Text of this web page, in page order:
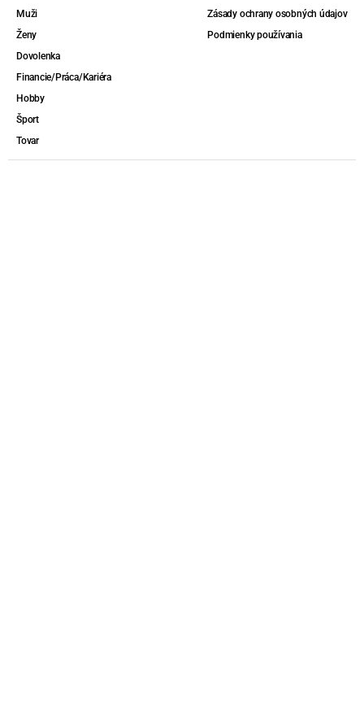
Muži
Ženy
Dovolenka
Financie/Práca/Kariéra
Hobby
Šport
Tovar
Zásady ochrany osobných údajov
Podmienky používania